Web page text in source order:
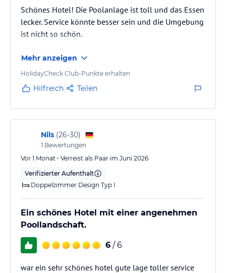
• Zimmerservice
• Außenparkplatz (je nach Verfügbarkeit)
• Fahrradgarage
• Poolhandtuchservice (gegen Kaution)
• Wäscheservice
• Service Flughafentransfers „Taxi & Shuttle Airport“: Wir nehmen
Anfragen nur bis 72 Stunden vor Abflug entgegen.
• Medizinischer Service auf Anfrage verfügbar
Hinweis: Allgemeine und unverbindliche
Hoteliers-/Veranstalter-/Kataloginformationen. Alle Angaben
ohne Gewähr und ohne Prüfung durch HolidayCheck. Bitte
lies vor der Buchung die verbindlichen
Schönes Hotel! Die Poolanlage ist toll und das Essen
lecker. Service könnte besser sein und die Umgebung
ist nicht so schön.
Mehr anzeigen
HolidayCheck Club-Punkte erhalten
Hilfreich Teilen
Nils (26-30)
1 Bewertungen
Vor 1 Monat • Verreist als Paar im Juni 2026
Verifizierter Aufenthalt
Doppelzimmer Design Typ I
Ein schönes Hotel mit einer angenehmen
Poollandschaft.
6 / 6
war ein sehr schönes hotel gute lage toller service